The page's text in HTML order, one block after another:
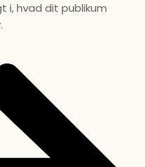
i, hvad dit publikum